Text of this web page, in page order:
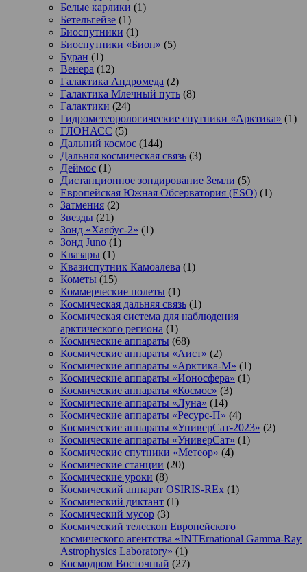
Белые карлики (1)
Бетельгейзе (1)
Биоспутники (1)
Биоспутники «Бион» (5)
Буран (1)
Венера (12)
Галактика Андромеда (2)
Галактика Млечный путь (8)
Галактики (24)
Гидрометеорологические спутники «Арктика» (1)
ГЛОНАСС (5)
Дальний космос (144)
Дальняя космическая связь (3)
Деймос (1)
Дистанционное зондирование Земли (5)
Европейская Южная Обсерватория (ESO) (1)
Затмения (2)
Звезды (21)
Зонд «Хаябус-2» (1)
Зонд Juno (1)
Квазары (1)
Квазиспутник Камоалева (1)
Кометы (15)
Коммерческие полеты (1)
Космическая дальняя связь (1)
Космическая система для наблюдения
арктического региона (1)
Космические аппараты (68)
Космические аппараты «Аист» (2)
Космические аппараты «Арктика-М» (1)
Космические аппараты «Ионосфера» (1)
Космические аппараты «Космос» (3)
Космические аппараты «Луна» (14)
Космические аппараты «Ресурс-П» (4)
Космические аппараты «УниверСат-2023» (2)
Космические аппараты «УниверСат» (1)
Космические спутники «Метеор» (4)
Космические станции (20)
Космические уроки (8)
Космический аппарат OSIRIS-REx (1)
Космический диктант (1)
Космический мусор (3)
Космический телескоп Европейского
космического агентства «INTErnational Gamma-Ray
Astrophysics Laboratory» (1)
Космодром Восточный (27)